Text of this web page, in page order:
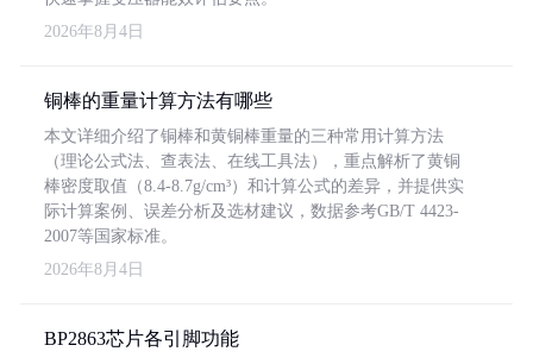
2026年8月4日
铜棒的重量计算方法有哪些
本文详细介绍了铜棒和黄铜棒重量的三种常用计算方法
（理论公式法、查表法、在线工具法），重点解析了黄铜
棒密度取值（8.4-8.7g/cm³）和计算公式的差异，并提供实
际计算案例、误差分析及选材建议，数据参考GB/T 4423-
2007等国家标准。
2026年8月4日
BP2863芯片各引脚功能